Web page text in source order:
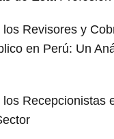
Revisores y
en Perú: Un
Recepcionistas